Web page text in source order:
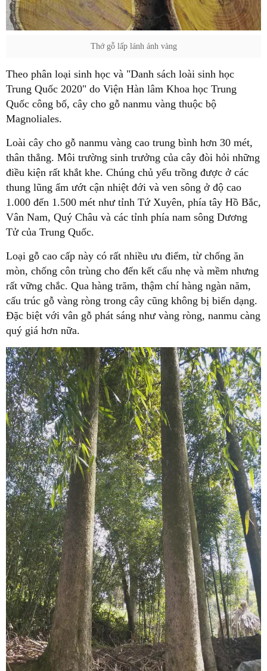
Thớ gỗ lấp lánh ánh vàng
Theo phân loại sinh học và "Danh sách loài sinh học
Trung Quốc 2020" do Viện Hàn lâm Khoa học Trung
Quốc công bố, cây cho gỗ nanmu vàng thuộc bộ
Magnoliales.
Loài cây cho gỗ nanmu vàng cao trung bình hơn 30 mét,
thân thẳng. Môi trường sinh trưởng của cây đòi hỏi những
điều kiện rất khắt khe. Chúng chủ yếu trồng được ở các
thung lũng ẩm ướt cận nhiệt đới và ven sông ở độ cao
1.000 đến 1.500 mét như tỉnh Tứ Xuyên, phía tây Hồ Bắc,
Vân Nam, Quý Châu và các tỉnh phía nam sông Dương
Tử của Trung Quốc.
Loại gỗ cao cấp này có rất nhiều ưu điểm, từ chống ăn
mòn, chống côn trùng cho đến kết cấu nhẹ và mềm nhưng
rất vững chắc. Qua hàng trăm, thậm chí hàng ngàn năm,
cấu trúc gỗ vàng ròng trong cây cũng không bị biến dạng.
Đặc biệt với vân gỗ phát sáng như vàng ròng, nanmu càng
quý giá hơn nữa.